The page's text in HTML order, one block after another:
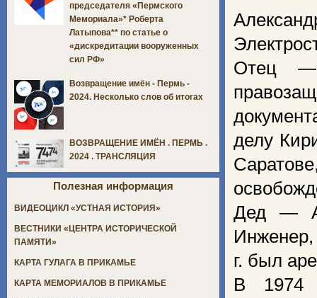
Отец —
делу
Дед —
г. был
В 1974
председателя «Пермского
Мемориала»* Роберта
Латыпова** по статье о
«дискредитации вооруженных
сил РФ»
Возвращение имён - Пермь -
2024. Несколько слов об итогах
ВОЗВРАЩЕНИЕ ИМЁН . ПЕРМЬ .
2024 . ТРАНСЛЯЦИЯ
Полезная информация
ВИДЕОЦИКЛ «УСТНАЯ ИСТОРИЯ»
ВЕСТНИКИ «ЦЕНТРА ИСТОРИЧЕСКОЙ
ПАМЯТИ»
КАРТА ГУЛАГА В ПРИКАМЬЕ
КАРТА МЕМОРИАЛОВ В ПРИКАМЬЕ